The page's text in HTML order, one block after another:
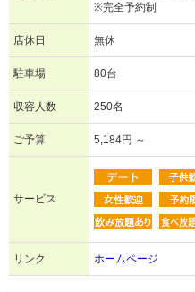
※完全予約制
店休日 無休
駐車場 80台
収容人数 250名
ご予算 5,184円 ～
サービス
リンク ホームページ